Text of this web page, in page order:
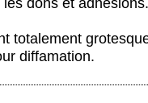
totalement
diffamation.